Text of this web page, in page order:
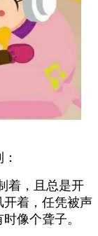
着，且总是开
着，任凭被声
像个聋子。